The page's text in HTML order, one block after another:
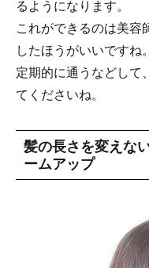
るようになります。
これができるのは美容
したほうがいいですね。
定期的に通うなどして
てくださいね。
髪の長さを変えな
ームアップ